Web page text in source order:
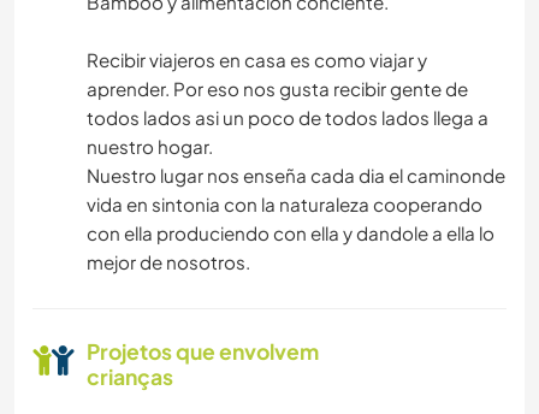
Recibir viajeros en casa es como viajar y
aprender. Por eso nos gusta recibir gente de
todos lados asi un poco de todos lados llega a
nuestro hogar.
Nuestro lugar nos enseña cada dia el caminonde
vida en sintonia con la naturaleza cooperando
con ella produciendo con ella y dandole a ella lo
mejor de nosotros.
Projetos que envolvem
crianças